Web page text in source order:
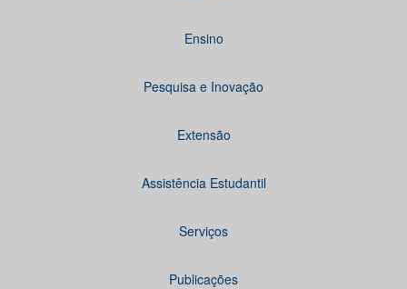
Ensino
Pesquisa e Inovação
Extensão
Assistência Estudantil
Serviços
Publicações